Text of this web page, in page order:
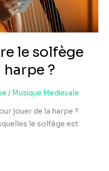
le solfège
?
/ Musique Medievale
jouer de la harpe ?
le solfège est